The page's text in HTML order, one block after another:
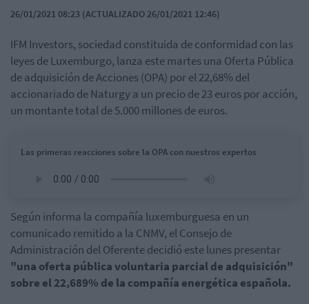
26/01/2021 08:23 (ACTUALIZADO 26/01/2021 12:46)
IFM Investors, sociedad constituida de conformidad con las
leyes de Luxemburgo, lanza este martes una Oferta Pública
de adquisición de Acciones (OPA) por el 22,68% del
accionariado de Naturgy a un precio de 23 euros por acción,
un montante total de 5.000 millones de euros.
Las primeras reacciones sobre la OPA con nuestros expertos
Según informa la compañía luxemburguesa en un
comunicado remitido a la CNMV, el Consejo de
Administración del Oferente decidió este lunes presentar
"una oferta pública voluntaria parcial de adquisición"
sobre el 22,689% de la compañía energética española.